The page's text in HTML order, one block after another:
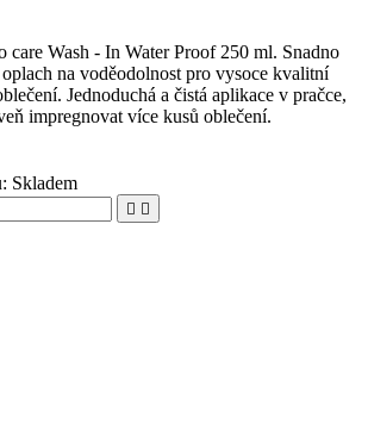
care Wash - In Water Proof 250 ml. Snadno
na voděodolnost pro vysoce kvalitní
Jednoduchá a čistá aplikace v pračce,
impregnovat více kusů oblečení.
Skladem
 